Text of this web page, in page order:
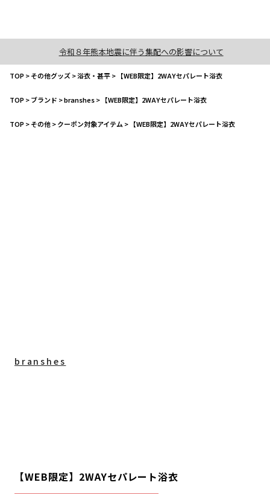
令和８年熊本地震に伴う集配への影響について
TOP>その他グッズ>浴衣・甚平> 【WEB限定】2WAYセパレート浴衣
TOP>ブランド >branshes> 【WEB限定】2WAYセパレート浴衣
TOP>その他>クーポン対象アイテム > 【WEB限定】2WAYセパレート浴衣
branshes
【WEB限定】2WAYセパレート浴衣